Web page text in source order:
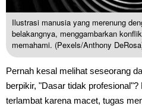
Ilustrasi manusia yang merenung
belakangnya, menggambarkan
memahami. (Pexels/Anthony
Pernah kesal melihat seseorang
berpikir, "Dasar tidak
terlambat karena macet, tugas